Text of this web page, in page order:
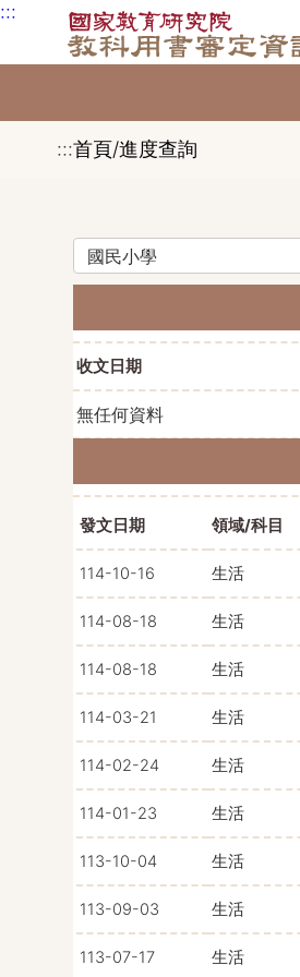
跳到主要內容區塊
:::
:::首頁/進度查詢
教育階段（選擇後將更新
領域（選擇後將更新科目
科目（選擇後將更新冊次
收文日期
無任何資料
發文日期 領域/科目
114-10-16 生活
114-08-18 生活
114-08-18 生活
114-03-21 生活
114-02-24 生活
114-01-23 生活
113-10-04 生活
113-09-03 生活
113-07-17 生活